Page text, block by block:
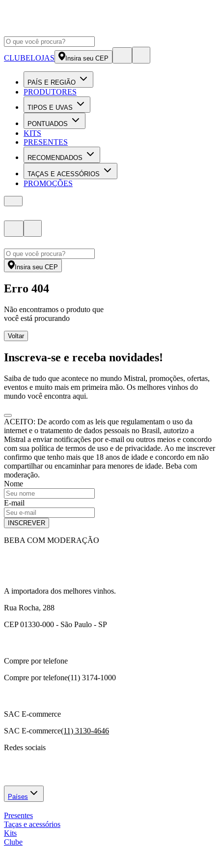
CLUBELOJAS Insira seu CEP
PAÍS E REGIÃO
PRODUTORES
TIPOS E UVAS
PONTUADOS
KITS
PRESENTES
RECOMENDADOS
TAÇAS E ACESSÓRIOS
PROMOÇÕES
Insira seu CEP
Erro 404
Não encontramos o produto que
você está procurando
Voltar
Inscreva-se e receba novidades!
Saiba de tudo que acontece no mundo Mistral, promoções, ofertas,
eventos e muito mais em primeira mão. Os melhores vinhos do
mundo você encontra aqui.
ACEITO: De acordo com as leis que regulamentam o uso da
internet e o tratamento de dados pessoais no Brasil, autorizo a
Mistral a enviar notificações por e-mail ou outros meios e concordo
com sua política de termos de uso e de privacidade. Ao me inscrever
confirmo que tenho mais que 18 anos de idade e concordo em não
compartilhar ou encaminhar para menores de idade. Beba com
moderação.
Nome
E-mail
INSCREVER
BEBA COM MODERAÇÃO
A importadora dos melhores vinhos.
Rua Rocha, 288
CEP 01330-000 - São Paulo - SP
Compre por telefone
Compre por telefone(11) 3174-1000
SAC E-commerce
SAC E-commerce(11) 3130-4646
Redes sociais
Países
Presentes
Taças e acessórios
Kits
Clube